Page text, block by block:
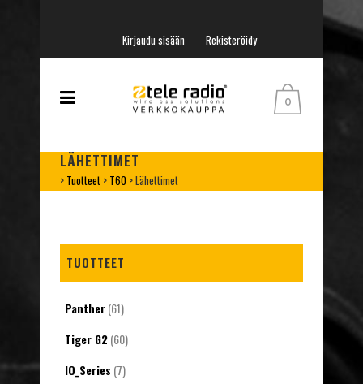
Kirjaudu sisään Rekisteröidy
0
LÄHETTIMET
> Tuotteet > T60 >Lähettimet
TUOTTEET
Panther(61)
Tiger G2(60)
IO_Series (7)